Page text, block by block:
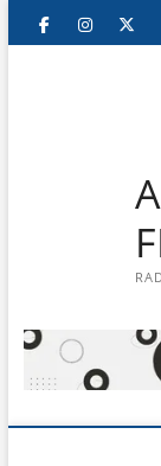
Saltar
Facebook